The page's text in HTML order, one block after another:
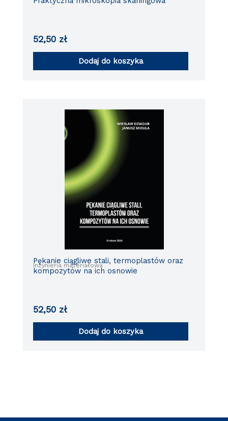
52,50 zł
Dodaj do koszyka
Inżynieria materiałowa
Pękanie ciągliwe stali, termoplastów oraz
kompozytów na ich osnowie
52,50 zł
Dodaj do koszyka